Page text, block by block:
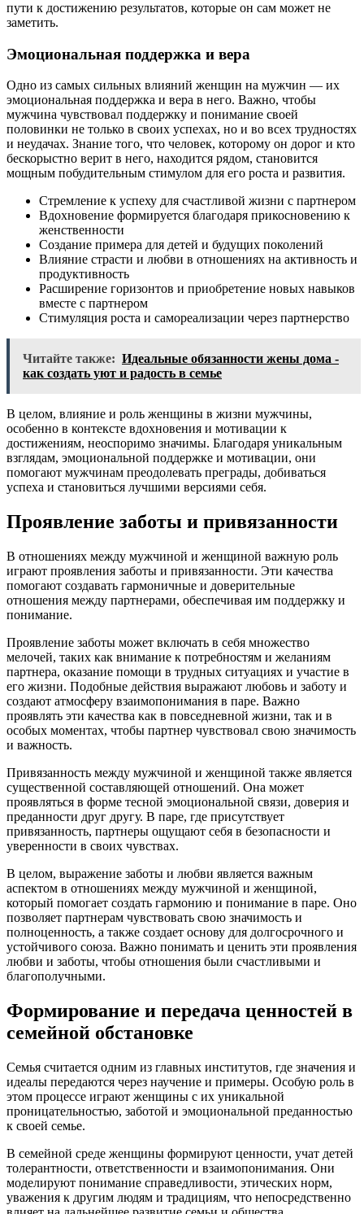
пути к достижению результатов, которые он сам может не
заметить.
Эмоциональная поддержка и вера
Одно из самых сильных влияний женщин на мужчин — их
эмоциональная поддержка и вера в него. Важно, чтобы
мужчина чувствовал поддержку и понимание своей
половинки не только в своих успехах, но и во всех трудностях
и неудачах. Знание того, что человек, которому он дорог и кто
бескорыстно верит в него, находится рядом, становится
мощным побудительным стимулом для его роста и развития.
Стремление к успеху для счастливой жизни с партнером
Вдохновение формируется благодаря прикосновению к
женственности
Создание примера для детей и будущих поколений
Влияние страсти и любви в отношениях на активность и
продуктивность
Расширение горизонтов и приобретение новых навыков
вместе с партнером
Стимуляция роста и самореализации через партнерство
Читайте также: Идеальные обязанности жены дома -
как создать уют и радость в семье
В целом, влияние и роль женщины в жизни мужчины,
особенно в контексте вдохновения и мотивации к
достижениям, неоспоримо значимы. Благодаря уникальным
взглядам, эмоциональной поддержке и мотивации, они
помогают мужчинам преодолевать преграды, добиваться
успеха и становиться лучшими версиями себя.
Проявление заботы и привязанности
В отношениях между мужчиной и женщиной важную роль
играют проявления заботы и привязанности. Эти качества
помогают создавать гармоничные и доверительные
отношения между партнерами, обеспечивая им поддержку и
понимание.
Проявление заботы может включать в себя множество
мелочей, таких как внимание к потребностям и желаниям
партнера, оказание помощи в трудных ситуациях и участие в
его жизни. Подобные действия выражают любовь и заботу и
создают атмосферу взаимопонимания в паре. Важно
проявлять эти качества как в повседневной жизни, так и в
особых моментах, чтобы партнер чувствовал свою значимость
и важность.
Привязанность между мужчиной и женщиной также является
существенной составляющей отношений. Она может
проявляться в форме тесной эмоциональной связи, доверия и
преданности друг другу. В паре, где присутствует
привязанность, партнеры ощущают себя в безопасности и
уверенности в своих чувствах.
В целом, выражение заботы и любви является важным
аспектом в отношениях между мужчиной и женщиной,
который помогает создать гармонию и понимание в паре. Оно
позволяет партнерам чувствовать свою значимость и
полноценность, а также создает основу для долгосрочного и
устойчивого союза. Важно понимать и ценить эти проявления
любви и заботы, чтобы отношения были счастливыми и
благополучными.
Формирование и передача ценностей в
семейной обстановке
Семья считается одним из главных институтов, где значения и
идеалы передаются через научение и примеры. Особую роль в
этом процессе играют женщины с их уникальной
проницательностью, заботой и эмоциональной преданностью
к своей семье.
В семейной среде женщины формируют ценности, учат детей
толерантности, ответственности и взаимопонимания. Они
моделируют понимание справедливости, этических норм,
уважения к другим людям и традициям, что непосредственно